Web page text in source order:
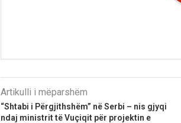
Artikulli i mëparshëm
“Shtabi i Përgjithshëm” në Serbi – nis gjyqi
ndaj ministrit të Vuçiqit për projektin e